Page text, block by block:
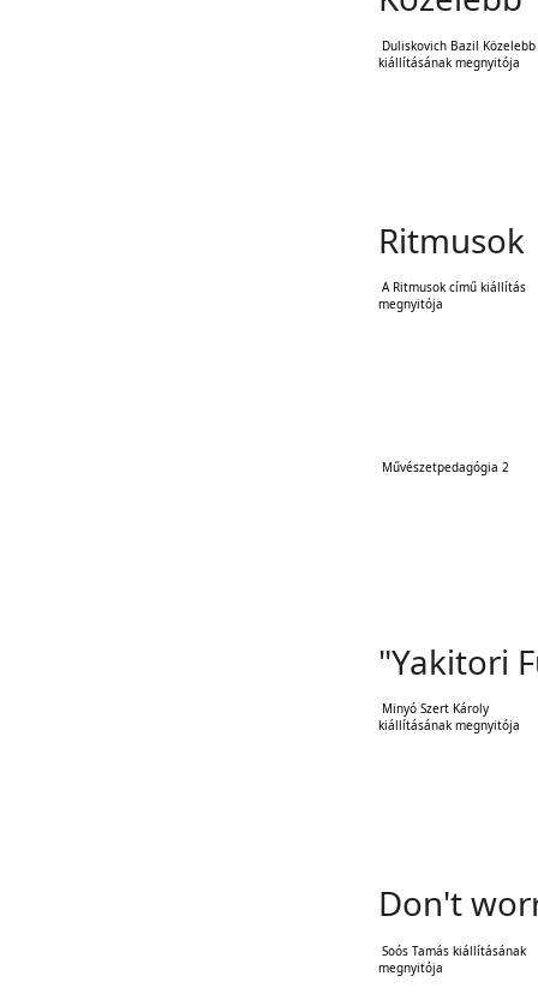
Duliskovich Bazil Közelebb
kiállításának megnyitója
Ritmusok
A Ritmusok című kiállítás
megnyitója
Művészetpedagógia 2
"Yakitori
Minyó Szert Károly
kiállításának megnyitója
Don't
Soós Tamás kiállításának
megnyitója